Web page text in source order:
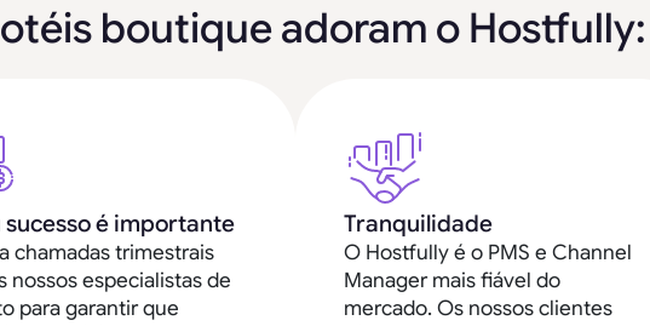
boutique adoram o Hostfully:
sucesso é importante
chamadas trimestrais
nossos especialistas de
para garantir que
Tranquilidade
O Hostfully é o PMS e Channel
Manager mais fiável do
mercado. Os nossos clientes